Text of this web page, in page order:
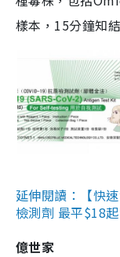
樣本，15分鐘知
延伸閱讀：【快
檢測劑 最平$18
億世家